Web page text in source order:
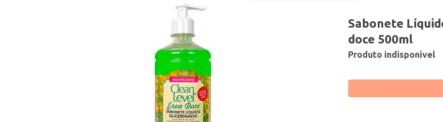
Sabonete
doce 500ml
Produto indisponível